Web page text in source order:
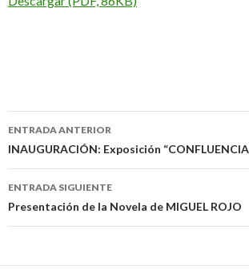
Navegación
de
entradas
ENTRADA ANTERIOR
INAUGURACIÓN: Exposición
ENTRADA SIGUIENTE
Presentación de la Novela de MIGUEL ROJO